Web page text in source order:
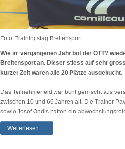
Foto: Trainingstag Breitensport
Wie im vergangenen Jahr bot der OTTV
Breitensport an. Dieser stiess auf sehr
kurzer Zeit waren alle 20 Plätze ausgebucht,
Das Teilnehmerfeld war bunt gemischt aus
zwischen 10 und 66 Jahren alt. Die Trainer
sowie Josef Ondis hatten ein
Weiterlesen …